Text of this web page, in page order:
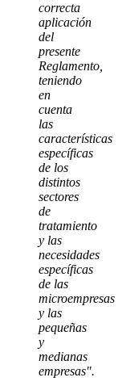
correcta
aplicación
del
presente
Reglamento,
teniendo
en
cuenta
las
características
específicas
de los
distintos
sectores
de
tratamiento
y las
necesidades
específicas
de las
microempresas
y las
pequeñas
y
medianas
empresas".